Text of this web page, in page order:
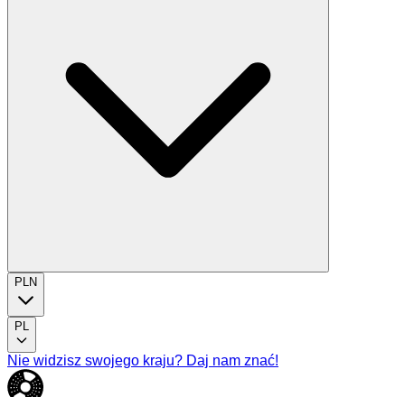
PLN
PL
Nie widzisz swojego kraju? Daj nam znać!